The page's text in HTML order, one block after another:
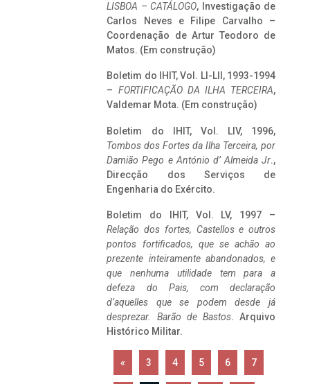
LISBOA – CATÁLOGO, Investigação de
Carlos Neves e Filipe Carvalho –
Coordenação de Artur Teodoro de
Matos. (Em construção)
Boletim do IHIT, Vol. LI-LII, 1993-1994
– FORTIFICAÇÃO DA ILHA TERCEIRA,
Valdemar Mota. (Em construção)
Boletim do IHIT, Vol. LIV, 1996,
Tombos dos Fortes da Ilha Terceira, por
Damião Pego e António d’ Almeida Jr.,
Direcção dos Serviços de
Engenharia do Exército.
Boletim do IHIT, Vol. LV, 1997 –
Relação dos fortes, Castellos e outros
pontos fortificados, que se achão ao
prezente inteiramente abandonados, e
que nenhuma utilidade tem para a
defeza do Pais, com declaração
d’aquelles que se podem desde já
desprezar. Barão de Bastos. Arquivo
Histórico Militar.
« 3 4 5 6 7